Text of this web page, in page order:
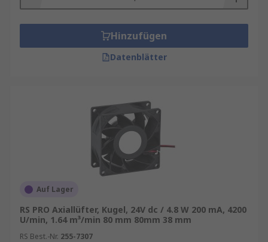
Hinzufügen
Datenblätter
Auf Lager
RS PRO Axiallüfter, Kugel, 24V dc / 4.8 W 200 mA, 4200
U/min, 1.64 m³/min 80 mm 80mm 38 mm
RS Best.-Nr. 255-7307